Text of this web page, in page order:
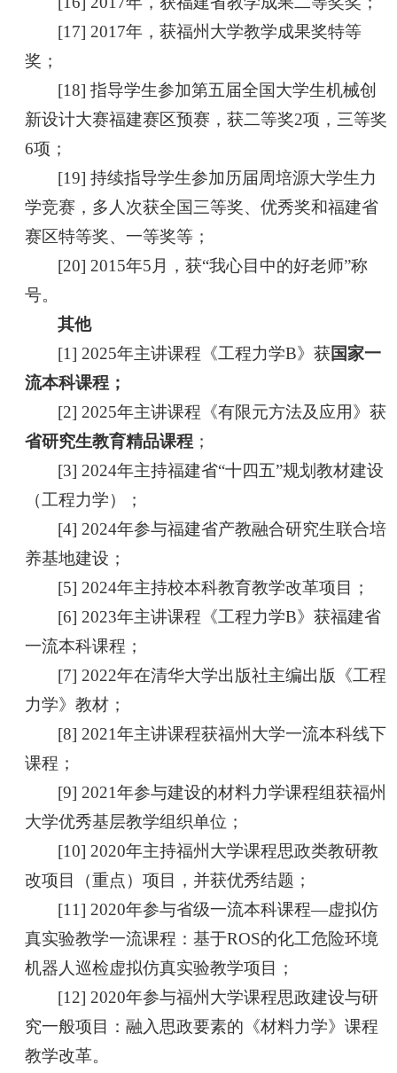
[17] 2017年，获福州大学教学成果奖特等
奖；
[18] 指导学生参加第五届全国大学生机械创
新设计大赛福建赛区预赛，获二等奖2项，三等奖
6项；
[19] 持续指导学生参加历届周培源大学生力
学竞赛，多人次获全国三等奖、优秀奖和福建省
赛区特等奖、一等奖等；
[20] 2015年5月，获“我心目中的好老师”称
号。
其他
[1] 2025年主讲课程《工程力学B》获国家一
流本科课程；
[2] 2025年主讲课程《有限元方法及应用》获
省研究生教育精品课程 ；
[3] 2024年主持福建省“十四五”规划教材建设
（工程力学）；
[4] 2024年参与福建省产教融合研究生联合培
养基地建设；
[5] 2024年主持校本科教育教学改革项目；
[6] 2023年主讲课程《工程力学B》获福建省
一流本科课程；
[7] 2022年在清华大学出版社主编出版《工程
力学》教材；
[8] 2021年主讲课程获福州大学一流本科线下
课程；
[9] 2021年参与建设的材料力学课程组获福州
大学优秀基层教学组织单位；
[10] 2020年主持福州大学课程思政类教研教
改项目（重点）项目，并获优秀结题；
[11] 2020年参与省级一流本科课程—虚拟仿
真实验教学一流课程：基于ROS的化工危险环境
机器人巡检虚拟仿真实验教学项目；
[12] 2020年参与福州大学课程思政建设与研
究一般项目：融入思政要素的《材料力学》课程
教学改革。